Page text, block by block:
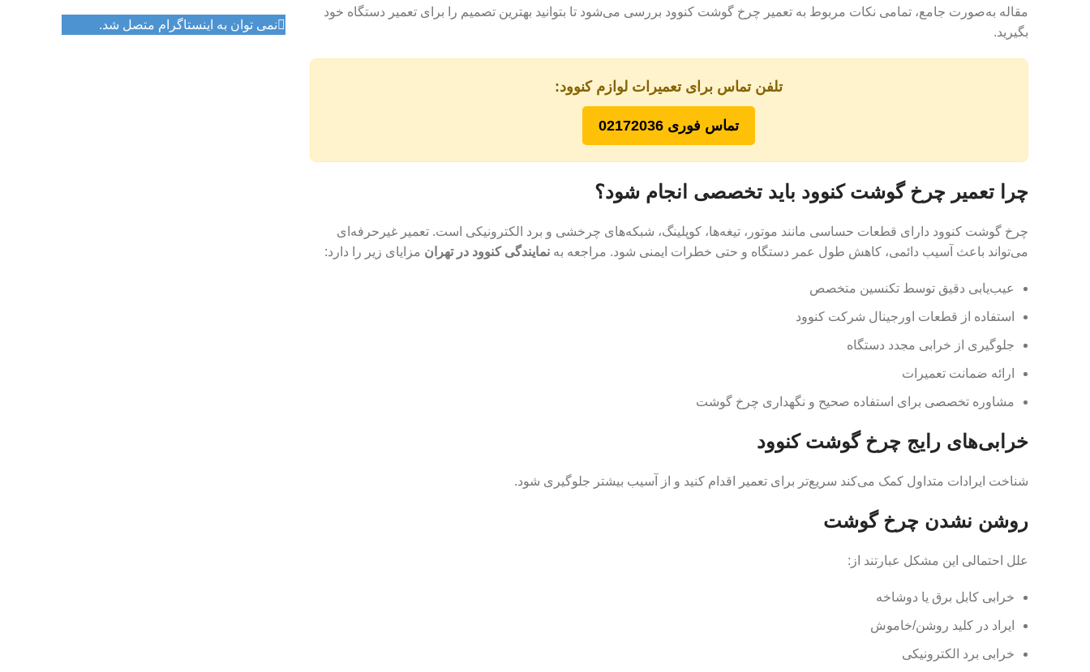
مقاله به‌صورت جامع، تمامی نکات مربوط به تعمیر چرخ گوشت کنوود بررسی می‌شود تا بتوانید بهترین تصمیم را برای تعمیر دستگاه خود
بگیرید.
تلفن تماس برای تعمیرات لوازم کنوود:
تماس فوری 02172036
چرا تعمیر چرخ گوشت کنوود باید تخصصی انجام شود؟
چرخ گوشت کنوود دارای قطعات حساسی مانند موتور، تیغه‌ها، کوپلینگ، شبکه‌های چرخشی و برد الکترونیکی است. تعمیر غیرحرفه‌ای
می‌تواند باعث آسیب دائمی، کاهش طول عمر دستگاه و حتی خطرات ایمنی شود. مراجعه به نمایندگی کنوود در تهران مزایای زیر را دارد:
عیب‌یابی دقیق توسط تکنسین متخصص
استفاده از قطعات اورجینال شرکت کنوود
جلوگیری از خرابی مجدد دستگاه
ارائه ضمانت تعمیرات
مشاوره تخصصی برای استفاده صحیح و نگهداری چرخ گوشت
خرابی‌های رایج چرخ گوشت کنوود
شناخت ایرادات متداول کمک می‌کند سریع‌تر برای تعمیر اقدام کنید و از آسیب بیشتر جلوگیری شود.
روشن نشدن چرخ گوشت
علل احتمالی این مشکل عبارتند از:
خرابی کابل برق یا دوشاخه
ایراد در کلید روشن/خاموش
خرابی برد الکترونیکی
نمی توان به اینستاگرام متصل شد.